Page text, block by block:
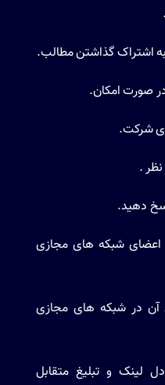
به اشتراک گذاشتن مطالب.
صورت امکان.
شرکت.
.
دهید.
اعضای شبکه های مجازی
در شبکه های مجازی
لینک و تبلیغ متقابل